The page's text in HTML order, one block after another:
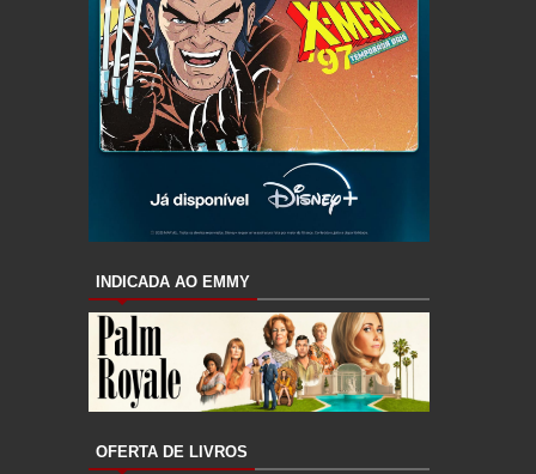
INDICADA AO EMMY
OFERTA DE LIVROS